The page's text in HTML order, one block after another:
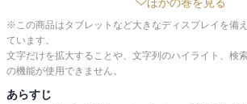
※この商品はタブレットなど大きなディスプレイを備
ています。
文字だけを拡大することや、文字列のハイライト、検
の機能が使用できません。
あらすじ